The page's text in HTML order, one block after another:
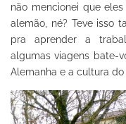
não mencionei que
alemão, né? Teve isso
pra aprender a
algumas viagens bate-
Alemanha e a cultura